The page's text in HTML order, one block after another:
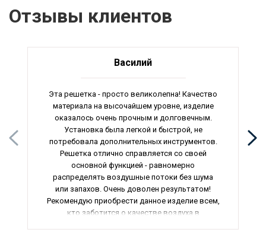
Отзывы клиентов
Василий
Эта решетка - просто великолепна! Качество
материала на высочайшем уровне, изделие
оказалось очень прочным и долговечным.
Установка была легкой и быстрой, не
потребовала дополнительных инструментов.
Решетка отлично справляется со своей
основной функцией - равномерно
распределять воздушные потоки без шума
или запахов. Очень доволен результатом!
Рекомендую приобрести данное изделие всем,
кто заботится о качестве воздуха в